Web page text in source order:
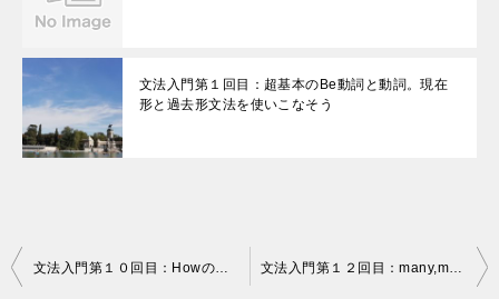
文法入門第１回目：超基本のBe動詞と動詞。現在
形と過去形文法を使いこなそう
投
文法入門第１０回目：Howの使い方 文法入門第１２回目：many,much,any,someと数詞の使い方